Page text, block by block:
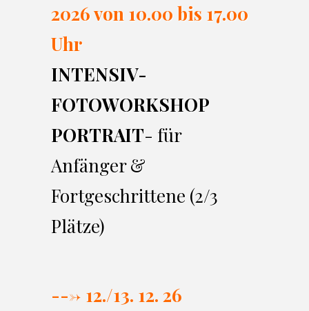
2026 von 10.00 bis 17.00
Uhr
INTENSIV-
FOTOWORKSHOP
PORTRAIT- für
Anfänger &
Fortgeschrittene (2/3
Plätze)
---> 12./13. 12. 26